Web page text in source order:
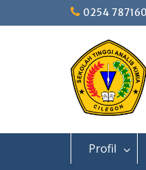
0254
Profil